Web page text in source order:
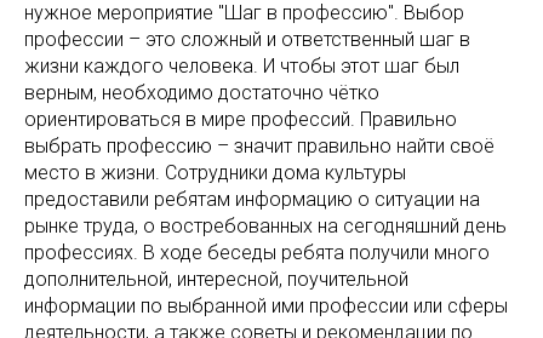
нужное мероприятие "Шаг в профессию". Выбор
профессии – это сложный и ответственный шаг в
жизни каждого человека. И чтобы этот шаг был
верным, необходимо достаточно чётко
ориентироваться в мире профессий. Правильно
выбрать профессию – значит правильно найти своё
место в жизни. Сотрудники дома культуры
предоставили ребятам информацию о ситуации на
рынке труда, о востребованных на сегодняшний день
профессиях. В ходе беседы ребята получили много
дополнительной, интересной, поучительной
информации по выбранной ими профессии или сферы
деятельности, а также советы и рекомендации по